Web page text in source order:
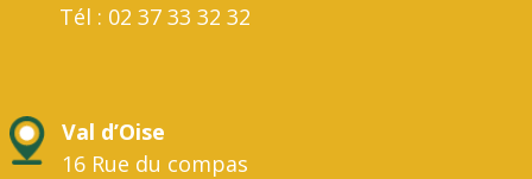
Tél : 02 37 33 32 32
Val d’Oise
16 Rue du compas